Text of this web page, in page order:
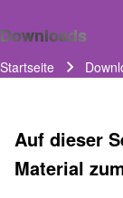
Downloads
Pfadnavigation
Startseite
Auf dieser
Material